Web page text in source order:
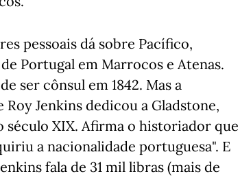
pessoais dá sobre Pacífico,
Portugal em Marrocos e Atenas.
ser cônsul em 1842. Mas a
Jenkins dedicou a Gladstone,
XIX. Afirma o historiador que
a nacionalidade portuguesa". E
fala de 31 mil libras (mais de